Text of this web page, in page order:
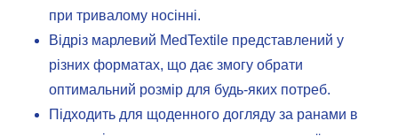
при тривалому носінні.
Відріз марлевий MedTextile представлений у
різних форматах, що дає змогу обрати
оптимальний розмір для будь-яких потреб.
Підходить для щоденного догляду за ранами в